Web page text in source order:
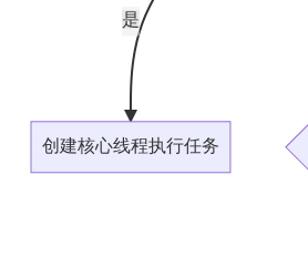
是
创建核心线程执行任务